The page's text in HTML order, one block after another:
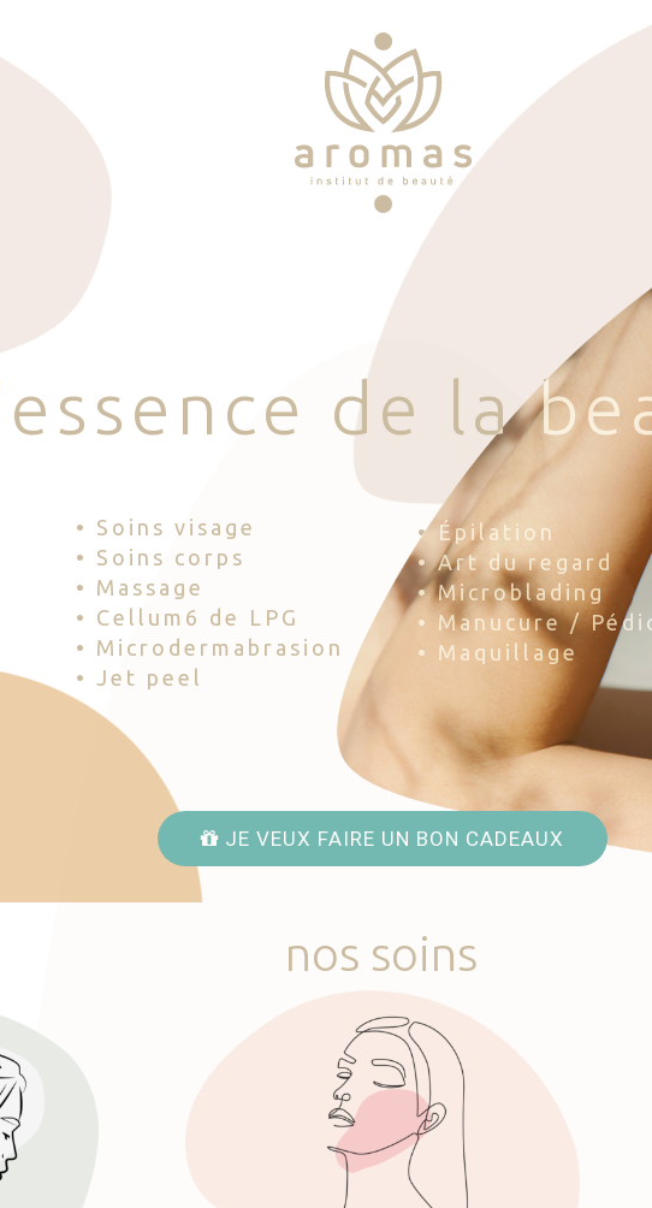
esse nce d e la be
• Soins visage
• Soins corps
• Massage
• Cellum6 de LPG
• Microdermabrasion
• Jet peel
• Épilation
• Art du regard
• Microblading
• Manucure /
• Maquillage
JE VEUX FAIRE UN BON CADEAUX
nos soins